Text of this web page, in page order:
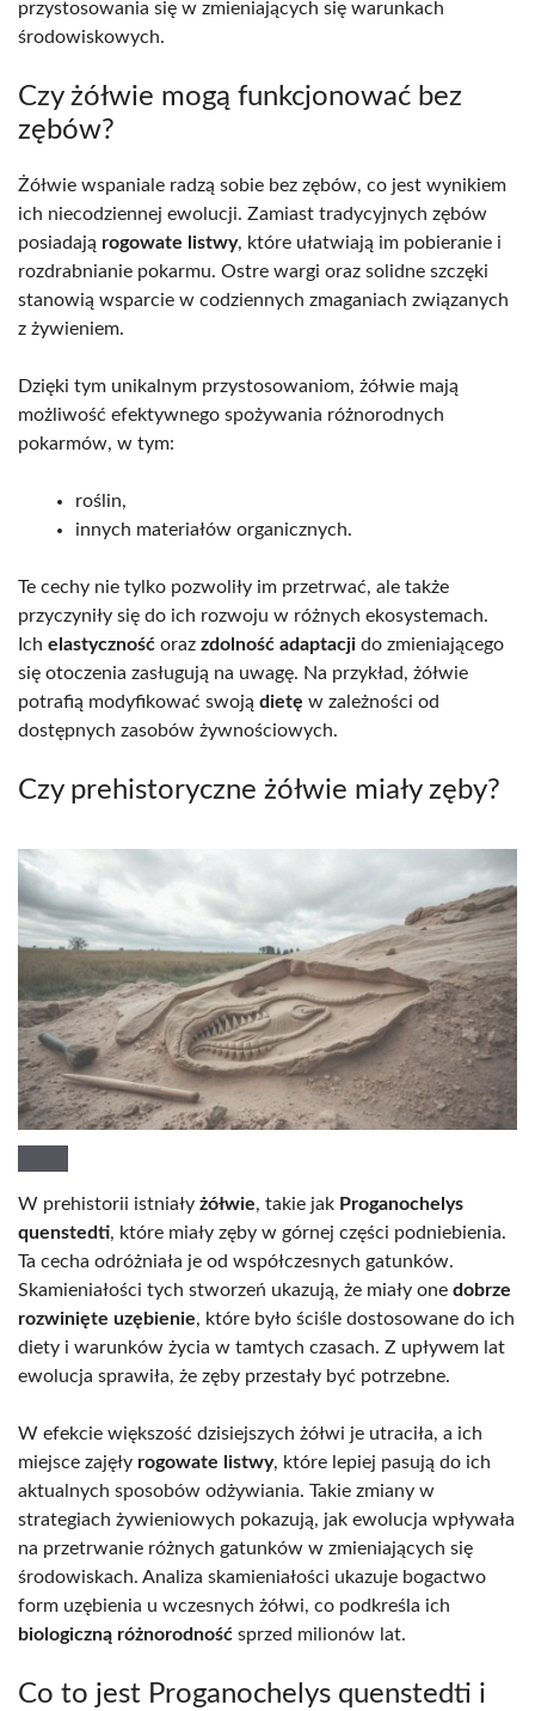
przystosowania się w zmieniających się warunkach
środowiskowych.
Czy żółwie mogą funkcjonować bez
zębów?
Żółwie wspaniale radzą sobie bez zębów, co jest wynikiem
ich niecodziennej ewolucji. Zamiast tradycyjnych zębów
posiadają rogowate listwy, które ułatwiają im pobieranie i
rozdrabnianie pokarmu. Ostre wargi oraz solidne szczęki
stanowią wsparcie w codziennych zmaganiach związanych
z żywieniem.
Dzięki tym unikalnym przystosowaniom, żółwie mają
możliwość efektywnego spożywania różnorodnych
pokarmów, w tym:
roślin,
innych materiałów organicznych.
Te cechy nie tylko pozwoliły im przetrwać, ale także
przyczyniły się do ich rozwoju w różnych ekosystemach.
Ich elastyczność oraz zdolność adaptacji do zmieniającego
się otoczenia zasługują na uwagę. Na przykład, żółwie
potrafią modyfikować swoją dietę w zależności od
dostępnych zasobów żywnościowych.
Czy prehistoryczne żółwie miały zęby?
W prehistorii istniały żółwie, takie jak Proganochelys
quenstedti, które miały zęby w górnej części podniebienia.
Ta cecha odróżniała je od współczesnych gatunków.
Skamieniałości tych stworzeń ukazują, że miały one dobrze
rozwinięte uzębienie, które było ściśle dostosowane do ich
diety i warunków życia w tamtych czasach. Z upływem lat
ewolucja sprawiła, że zęby przestały być potrzebne.
W efekcie większość dzisiejszych żółwi je utraciła, a ich
miejsce zajęły rogowate listwy, które lepiej pasują do ich
aktualnych sposobów odżywiania. Takie zmiany w
strategiach żywieniowych pokazują, jak ewolucja wpływała
na przetrwanie różnych gatunków w zmieniających się
środowiskach. Analiza skamieniałości ukazuje bogactwo
form uzębienia u wczesnych żółwi, co podkreśla ich
biologiczną różnorodność sprzed milionów lat.
Co to jest Proganochelys quenstedti i